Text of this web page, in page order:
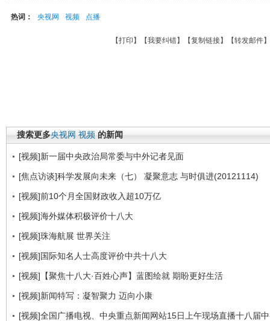
热词： 央视网 视频 点播
【打印 】【我要纠错】【复制链接】【转发邮件
搜索更多央视网 视频 的新闻
[视频]新一届中央政治局常委与中外记者见面
[焦点访谈]科学发展向未来（七） 凝聚意志 与时俱进(20121114)
[视频]前10个月全国财政收入超10万亿
[视频]海外媒体积极评价十八大
[视频]珠海航展 世界关注
[视频]国际知名人士高度评价中共十八大
[视频]【聚焦十八大·百姓心声】蓝图绘就 期盼更好生活
[视频]新闻特写：凝智聚力 迈向小康
[视频]全国广播电视、中央重点新闻网站15日上午现场直播十八届